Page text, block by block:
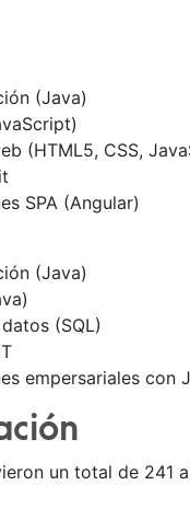
(Java)
(HTML5, CSS,
SPA (Angular)
(Java)
(SQL)
empersariales con
un total de 241